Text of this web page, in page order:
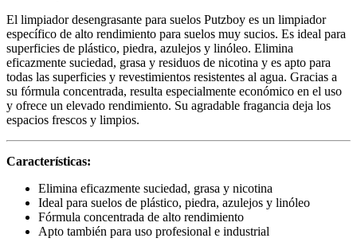
El limpiador desengrasante para suelos Putzboy es un limpiador
específico de alto rendimiento para suelos muy sucios. Es ideal para
superficies de plástico, piedra, azulejos y linóleo. Elimina
eficazmente suciedad, grasa y residuos de nicotina y es apto para
todas las superficies y revestimientos resistentes al agua. Gracias a
su fórmula concentrada, resulta especialmente económico en el uso
y ofrece un elevado rendimiento. Su agradable fragancia deja los
espacios frescos y limpios.
Características:
Elimina eficazmente suciedad, grasa y nicotina
Ideal para suelos de plástico, piedra, azulejos y linóleo
Fórmula concentrada de alto rendimiento
Apto también para uso profesional e industrial